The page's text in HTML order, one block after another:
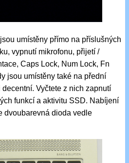
umístěny přímo na příslušných
vypnutí mikrofonu, přijetí /
Caps Lock, Num Lock, Fn
jsou umístěny také na přední
Vyčtete z nich zapnutí
funkcí a aktivitu SSD. Nabíjení
dvoubarevná dioda vedle